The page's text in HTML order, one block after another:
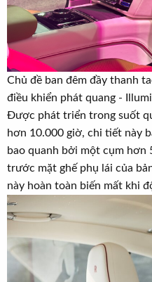
Chủ đề ban đêm đầy thanh
điều khiển phát quang -
Được phát triển trong suốt
hơn 10.000 giờ, chi tiết này
bao quanh bởi một cụm hơn
trước mặt ghế phụ lái của
này hoàn toàn biến mất khi